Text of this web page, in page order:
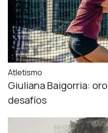
Atletismo
Giuliana Baigorria:
desafíos